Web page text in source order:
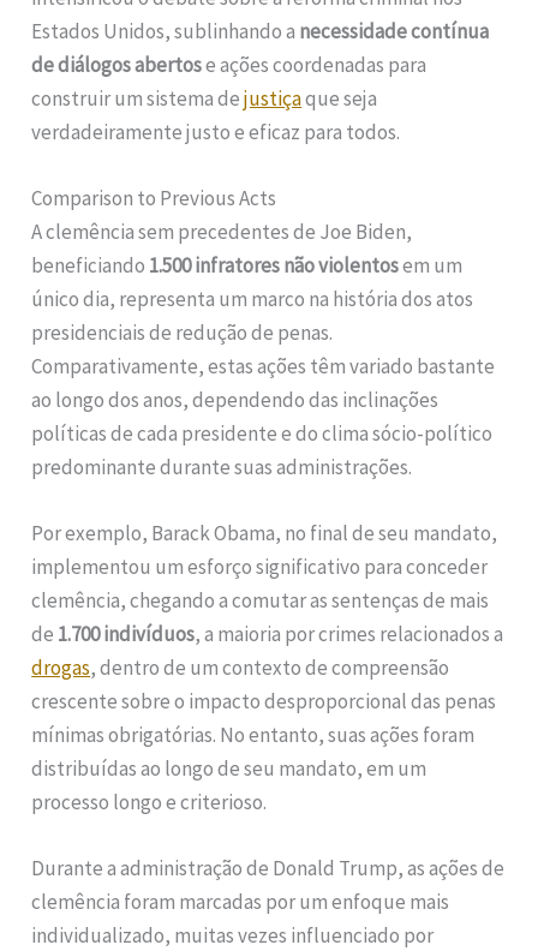
Estados Unidos, sublinhando a necessidade contínua
de diálogos abertose ações coordenadas para
construir um sistema dejustiçaque seja
verdadeiramente justo e eficaz para todos.
Comparison to Previous Acts
A clemência sem precedentes de Joe Biden,
beneficiando 1.500 infratores não violentosem um
único dia, representa um marco na história dos atos
presidenciais de redução de penas.
Comparativamente, estas ações têm variado bastante
ao longo dos anos, dependendo das inclinações
políticas de cada presidente e do clima sócio-político
predominante durante suas administrações.
Por exemplo, Barack Obama, no final de seu mandato,
implementou um esforço significativo para conceder
clemência, chegando a comutar as sentenças de mais
de 1.700 indivíduos, a maioria por crimes relacionados a
drogas, dentro de um contexto de compreensão
crescente sobre o impacto desproporcional das penas
mínimas obrigatórias. No entanto, suas ações foram
distribuídas ao longo de seu mandato, em um
processo longo e criterioso.
Durante a administração de Donald Trump, as ações de
clemência foram marcadas por um enfoque mais
individualizado, muitas vezes influenciado por